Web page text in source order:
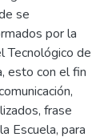
se
por la
Tecnológico de
esto con el fin
frase
Escuela, para